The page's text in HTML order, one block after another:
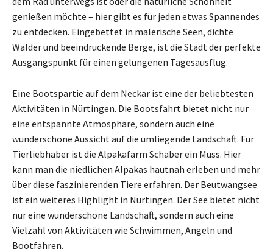
genießen möchte – hier gibt es für jeden etwas Spannendes
zu entdecken. Eingebettet in malerische Seen, dichte
Wälder und beeindruckende Berge, ist die Stadt der perfekte
Ausgangspunkt für einen gelungenen Tagesausflug.
Eine Bootspartie auf dem Neckar ist eine der beliebtesten
Aktivitäten in Nürtingen. Die Bootsfahrt bietet nicht nur
eine entspannte Atmosphäre, sondern auch eine
wunderschöne Aussicht auf die umliegende Landschaft. Für
Tierliebhaber ist die Alpakafarm Schaber ein Muss. Hier
kann man die niedlichen Alpakas hautnah erleben und mehr
über diese faszinierenden Tiere erfahren. Der Beutwangsee
ist ein weiteres Highlight in Nürtingen. Der See bietet nicht
nur eine wunderschöne Landschaft, sondern auch eine
Vielzahl von Aktivitäten wie Schwimmen, Angeln und
Bootfahren.